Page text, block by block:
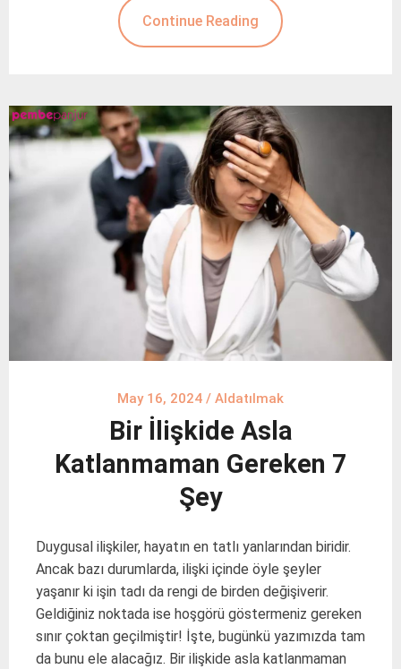
Continue Reading
May 16, 2024 / Aldatılmak
Bir İlişkide Asla
Katlanmaman Gereken 7
Şey
Duygusal ilişkiler, hayatın en tatlı yanlarından biridir.
Ancak bazı durumlarda, ilişki içinde öyle şeyler
yaşanır ki işin tadı da rengi de birden değişiverir.
Geldiğiniz noktada ise hoşgörü göstermeniz gereken
sınır çoktan geçilmiştir! İşte, bugünkü yazımızda tam
da bunu ele alacağız. Bir ilişkide asla katlanmaman